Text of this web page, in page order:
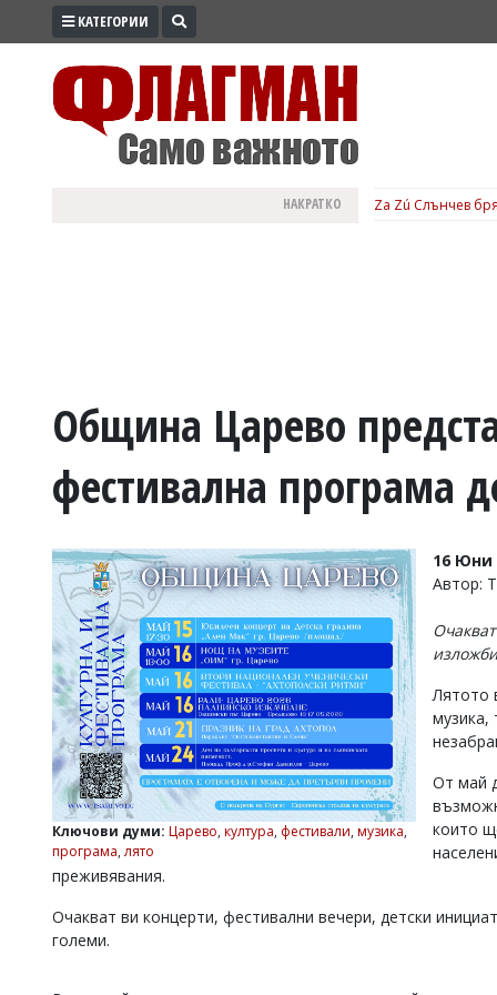
ПРОМО
ЛАЙФСТАЙЛ
ВОЙНАТА
УКРАЙНА
РАЗСЛЕДВАНЕ
Управители:
Веселин
Василев,
v.vasilev@flagman.bg
Касабова,
k.kassabova@flagman.bg
Главен
Колев,
КАТЕГОРИИ
НАКРАТКО Za Zú Слънчев
Община Царево
фестивална програма
Ключови думи: Царево, култура, фестивали, музика,
програма, лято
16 Юни
Автор:
Лятото
музика,
От май
които
преживявания.
Очакват ви концерти, фестивални вечери, детски
големи.